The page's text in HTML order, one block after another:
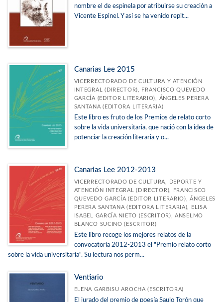
nombre el de espinela por atribuirse su creación a
Vicente Espinel. Y así se ha venido repit...
Canarias Lee 2015
VICERRECTORADO DE CULTURA Y ATENCIÓN
INTEGRAL (DIRECTOR), FRANCISCO QUEVEDO
GARCÍA (EDITOR LITERARIO), ÁNGELES PERERA
SANTANA (EDITORA LITERARIA)
Este libro es fruto de los Premios de relato corto
sobre la vida universitaria, que nació con la idea de
potenciar la creación literaria y o...
Canarias Lee 2012-2013
VICERRECTORADO DE CULTURA, DEPORTE Y
ATENCIÓN INTEGRAL (DIRECTOR), FRANCISCO
QUEVEDO GARCÍA (EDITOR LITERARIO), ÁNGELES
PERERA SANTANA (EDITORA LITERARIA), ELISA
ISABEL GARCÍA NIETO (ESCRITOR), ANSELMO
BLANCO SUCINO (ESCRITOR)
Este libro recoge los mejores relatos de la
convocatoria 2012-2013 el "Premio relato corto
sobre la vida universitaria". Su lectura nos perm...
Ventiario
ELENA GARBISU AROCHA (ESCRITORA)
El jurado del premio de poesía Saulo Torón que